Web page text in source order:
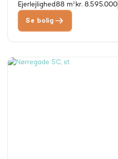
Ejerlejlighed 88 m² kr. 8.595.000
Se bolig